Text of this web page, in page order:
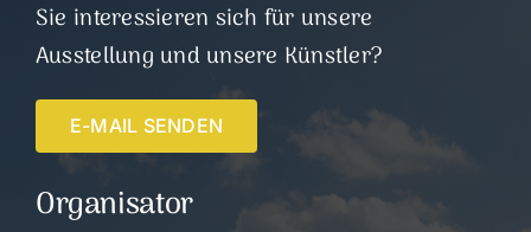
Sie interessieren sich für unsere
Ausstellung und unsere Künstler?
E-MAIL SENDEN
Organisator